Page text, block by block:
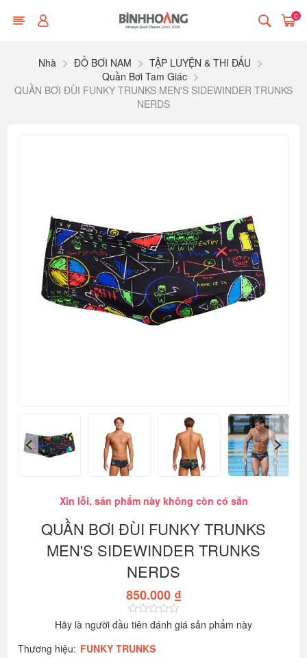
0
Nhà ĐỒ BƠI NAM
TẬP LUYỆN & THI ĐẤU
Quần Bơi Tam Giác
QUẦN BƠI ĐÙI FUNKY TRUNKS MEN'S SIDEWINDER TRUNKS
NERDS
Xin lỗi, sản phẩm này không còn có sẵn
QUẦN BƠI ĐÙI FUNKY TRUNKS
MEN'S SIDEWINDER TRUNKS
NERDS
850.000 ₫
Hãy là người đầu tiên đánh giá sản phẩm này
Thương hiệu: FUNKY TRUNKS